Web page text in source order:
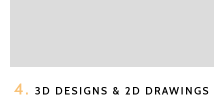
4. 3D DESIGNS & 2D DRAWINGS